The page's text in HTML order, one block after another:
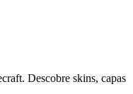
Descobre skins, capas